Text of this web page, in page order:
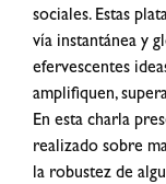
sociales. Estas
vía instantánea y
efervescentes
amplifiquen,
En esta charla
realizado sobre
la robustez de